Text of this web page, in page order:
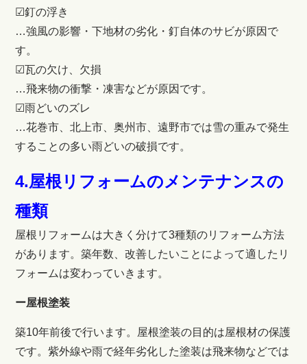
☑釘の浮き
…強風の影響・下地材の劣化・釘自体のサビが原因で
す。
☑瓦の欠け、欠損
…飛来物の衝撃・凍害などが原因です。
☑雨どいのズレ
…花巻市、北上市、奥州市、遠野市では雪の重みで発生
することの多い雨どいの破損です。
4.屋根リフォームのメンテナンスの
種類
屋根リフォームは大きく分けて3種類のリフォーム方法
があります。築年数、改善したいことによって適したリ
フォームは変わっていきます。
ー屋根塗装
築10年前後で行います。屋根塗装の目的は屋根材の保護
です。紫外線や雨で経年劣化した塗装は飛来物などでは